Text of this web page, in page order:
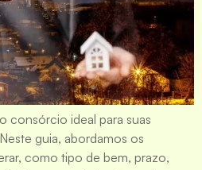
consórcio ideal para suas
guia, abordamos os
como tipo de bem, prazo,